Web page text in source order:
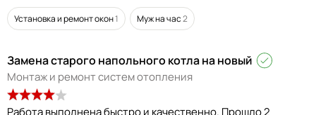
Установка и ремонт окон1 Муж на час2
Замена старого напольного котла на новый
Монтаж и ремонт систем отопления
Работа выполнена быстро и качественно. Прошло 2